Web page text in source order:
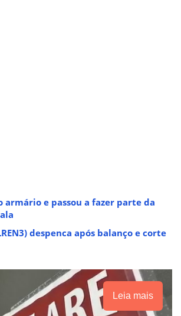
armário e passou a fazer parte da
despenca após balanço e corte
Leia mais